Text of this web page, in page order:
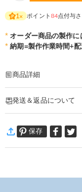
1× ポイント 84点付与
* オーダー商品の製作に
* 納期=製作作業時間+
商品詳細
こだわり抜いた輝きがひと
日常的な装いから特別なイ
ネックレス詳細
素材:シルバー925
発送＆返品について
万一、ご注文商品にご
詳細はこちら
保存